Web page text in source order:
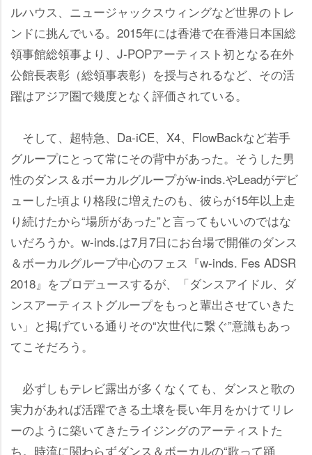
ルハウス、ニュージャックスウィングなど世界のトレ
ンドに挑んでいる。2015年には香港で在香港日本国総
領事館総領事より、J-POPアーティスト初となる在外
公館長表彰（総領事表彰）を授与されるなど、その活
躍はアジア圏で幾度となく評価されている。
そして、超特急、Da-iCE、X4、FlowBackなど若手
グループにとって常にその背中があった。そうした男
性のダンス＆ボーカルグループがw-inds.やLeadがデビ
ューした頃より格段に増えたのも、彼らが15年以上走
り続けたから“場所があった”と言ってもいいのではな
いだろうか。w-inds.は7月7日にお台場で開催のダンス
＆ボーカルグループ中心のフェス『w-inds. Fes ADSR
2018』をプロデュースするが、「ダンスアイドル、ダ
ンスアーティストグループをもっと輩出させていきた
い」と掲げている通りその“次世代に繋ぐ”意識もあっ
てこそだろう。
必ずしもテレビ露出が多くなくても、ダンスと歌の
実力があれば活躍できる土壌を長い年月をかけてリレ
ーのように築いてきたライジングのアーティストた
ち。時流に関わらずダンス＆ボーカルの“歌って踊